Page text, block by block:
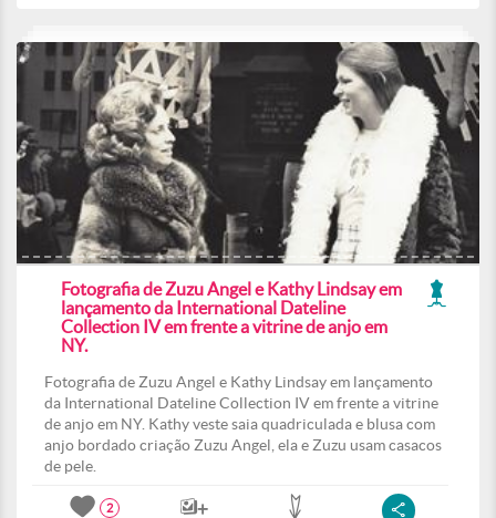
Fotografia de Zuzu Angel e Kathy Lindsay em
lançamento da International Dateline
Collection IV em frente a vitrine de anjo em
NY.
Fotografia de Zuzu Angel e Kathy Lindsay em lançamento
da International Dateline Collection IV em frente a vitrine
de anjo em NY. Kathy veste saia quadriculada e blusa com
anjo bordado criação Zuzu Angel, ela e Zuzu usam casacos
de pele.
2